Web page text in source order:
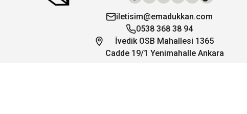
iletisim@emadukkan.com
0538 368 38 94
İvedik OSB Mahallesi 1365
Cadde 19/1 Yenimahalle Ankara